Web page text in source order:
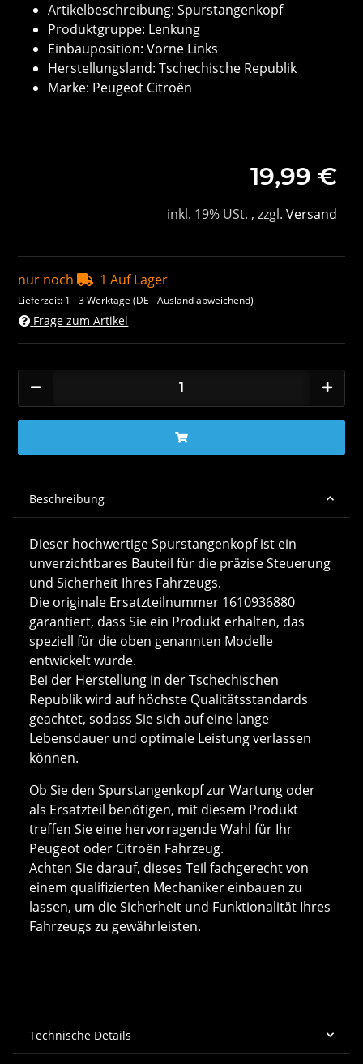
Artikelbeschreibung: Spurstangenkopf
Produktgruppe: Lenkung
Einbauposition: Vorne Links
Herstellungsland: Tschechische Republik
Marke: Peugeot Citroën
19,99 €
inkl. 19% USt. , zzgl. Versand
nur noch 1 Auf Lager
Lieferzeit: 1 - 3 Werktage(DE - Ausland abweichend)
Frage zum Artikel
Beschreibung
Dieser hochwertige Spurstangenkopf ist ein
unverzichtbares Bauteil für die präzise Steuerung
und Sicherheit Ihres Fahrzeugs.
Die originale Ersatzteilnummer 1610936880
garantiert, dass Sie ein Produkt erhalten, das
speziell für die oben genannten Modelle
entwickelt wurde.
Bei der Herstellung in der Tschechischen
Republik wird auf höchste Qualitätsstandards
geachtet, sodass Sie sich auf eine lange
Lebensdauer und optimale Leistung verlassen
können.
Ob Sie den Spurstangenkopf zur Wartung oder
als Ersatzteil benötigen, mit diesem Produkt
treffen Sie eine hervorragende Wahl für Ihr
Peugeot oder Citroën Fahrzeug.
Achten Sie darauf, dieses Teil fachgerecht von
einem qualifizierten Mechaniker einbauen zu
lassen, um die Sicherheit und Funktionalität Ihres
Fahrzeugs zu gewährleisten.
Technische Details